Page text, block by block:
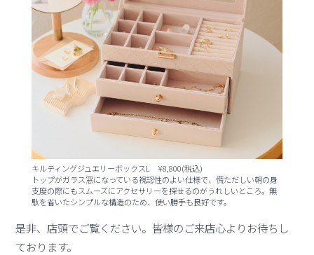
キルティングジュエリーボックスL ¥8,800(税込)
トップがガラス窓になっている視認性のよい仕様で、慌ただしい朝の身
支度の際にもスムーズにアクセサリーを探せるのがうれしいところ。無
駄を省いたシンプルな構造のため、使い勝手も良好です。
是非、店頭でご覧ください。皆様のご来店心よりお待ちし
ております。